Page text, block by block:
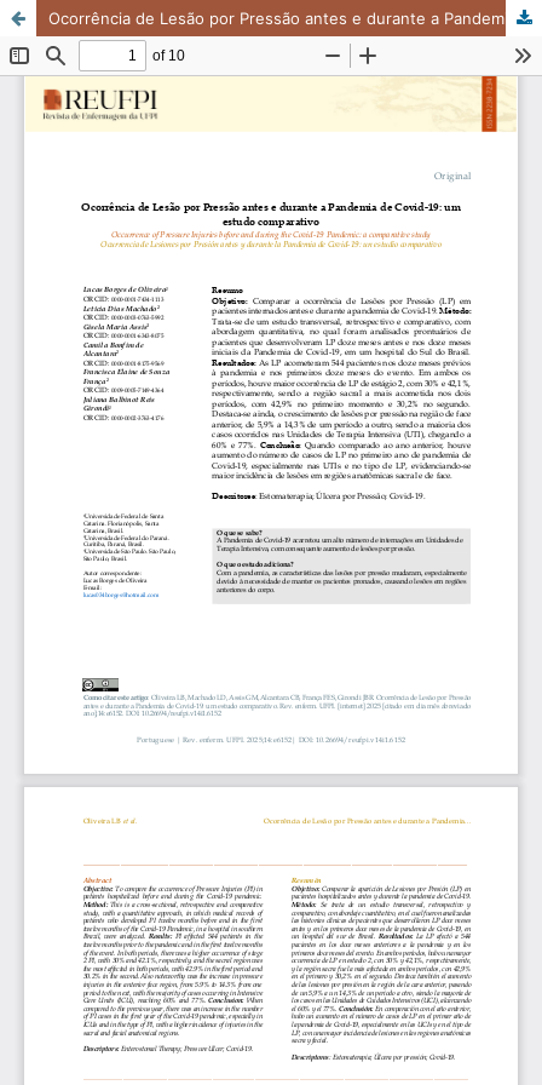
Ocorrência de Lesão por Pressão antes e durante a Pandemia de Covid-19: um estudo comparativo